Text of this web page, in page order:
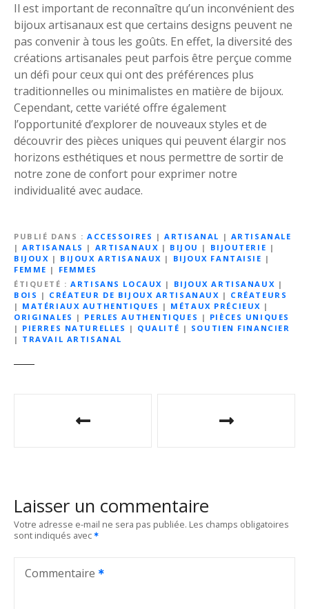
Il est important de reconnaître qu’un inconvénient des
bijoux artisanaux est que certains designs peuvent ne
pas convenir à tous les goûts. En effet, la diversité des
créations artisanales peut parfois être perçue comme
un défi pour ceux qui ont des préférences plus
traditionnelles ou minimalistes en matière de bijoux.
Cependant, cette variété offre également
l’opportunité d’explorer de nouveaux styles et de
découvrir des pièces uniques qui peuvent élargir nos
horizons esthétiques et nous permettre de sortir de
notre zone de confort pour exprimer notre
individualité avec audace.
PUBLIÉ DANS ACCESSOIRES | ARTISANAL | ARTISANALE
|ARTISANALS | ARTISANAUX | BIJOU | BIJOUTERIE |
BIJOUX | BIJOUX ARTISANAUX | BIJOUX FANTAISIE |
FEMME | FEMMES
ÉTIQUETÉ
ARTISANS LOCAUX | BIJOUX ARTISANAUX |
BOIS | CRÉATEUR DE BIJOUX ARTISANAUX | CRÉATEURS
| MATÉRIAUX AUTHENTIQUES | MÉTAUX PRÉCIEUX |
ORIGINALES | PERLES AUTHENTIQUES | PIÈCES UNIQUES
| PIERRES NATURELLES | QUALITÉ | SOUTIEN FINANCIER
| TRAVAIL ARTISANAL
g
a
Laisser un commentaire
Votre adresse e-mail ne sera pas publiée. Les champs obligatoires
sont indiqués avec
Commentaire